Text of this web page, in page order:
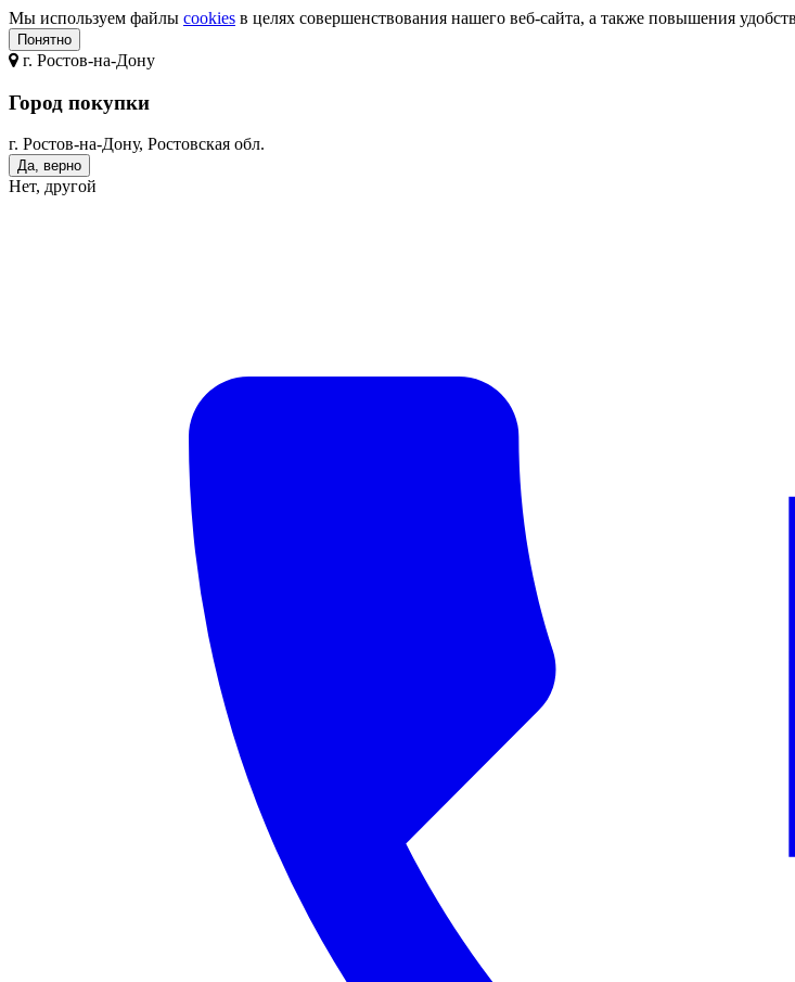
Мы используем файлы cookies в целях совершенствования нашего веб-сайта, а также повышения
Понятно
г. Ростов-на-Дону
Город покупки
г. Ростов-на-Дону, Ростовская обл.
Да, верно
Нет, другой